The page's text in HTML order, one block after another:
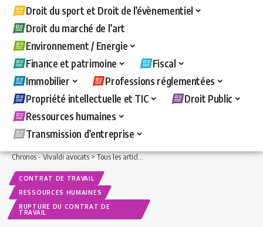
Droit du sport et Droit de l’évènementiel
Droit du marché de l’art
Environnement / Energie
Finance et patrimoine
Fiscal
Immobilier
Professions réglementées
Propriété intellectuelle et TIC
Droit Public
Ressources humaines
Transmission d’entreprise
Chronos - Vivaldi avocats>Tous les articles >Ressources humaines>Contrat de
CONTRAT DE TRAVAIL
RESSOURCES HUMAINES
RUPTURE DU CONTRAT DE
TRAVAIL